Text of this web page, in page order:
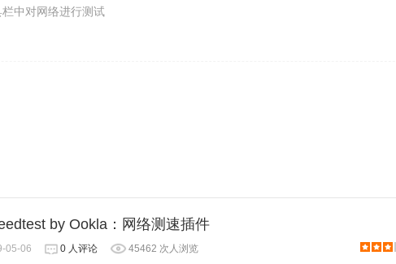
栏中对网络进行测试
by Ookla：网络测速插件
05-06 0 人评论 45462 次人浏览